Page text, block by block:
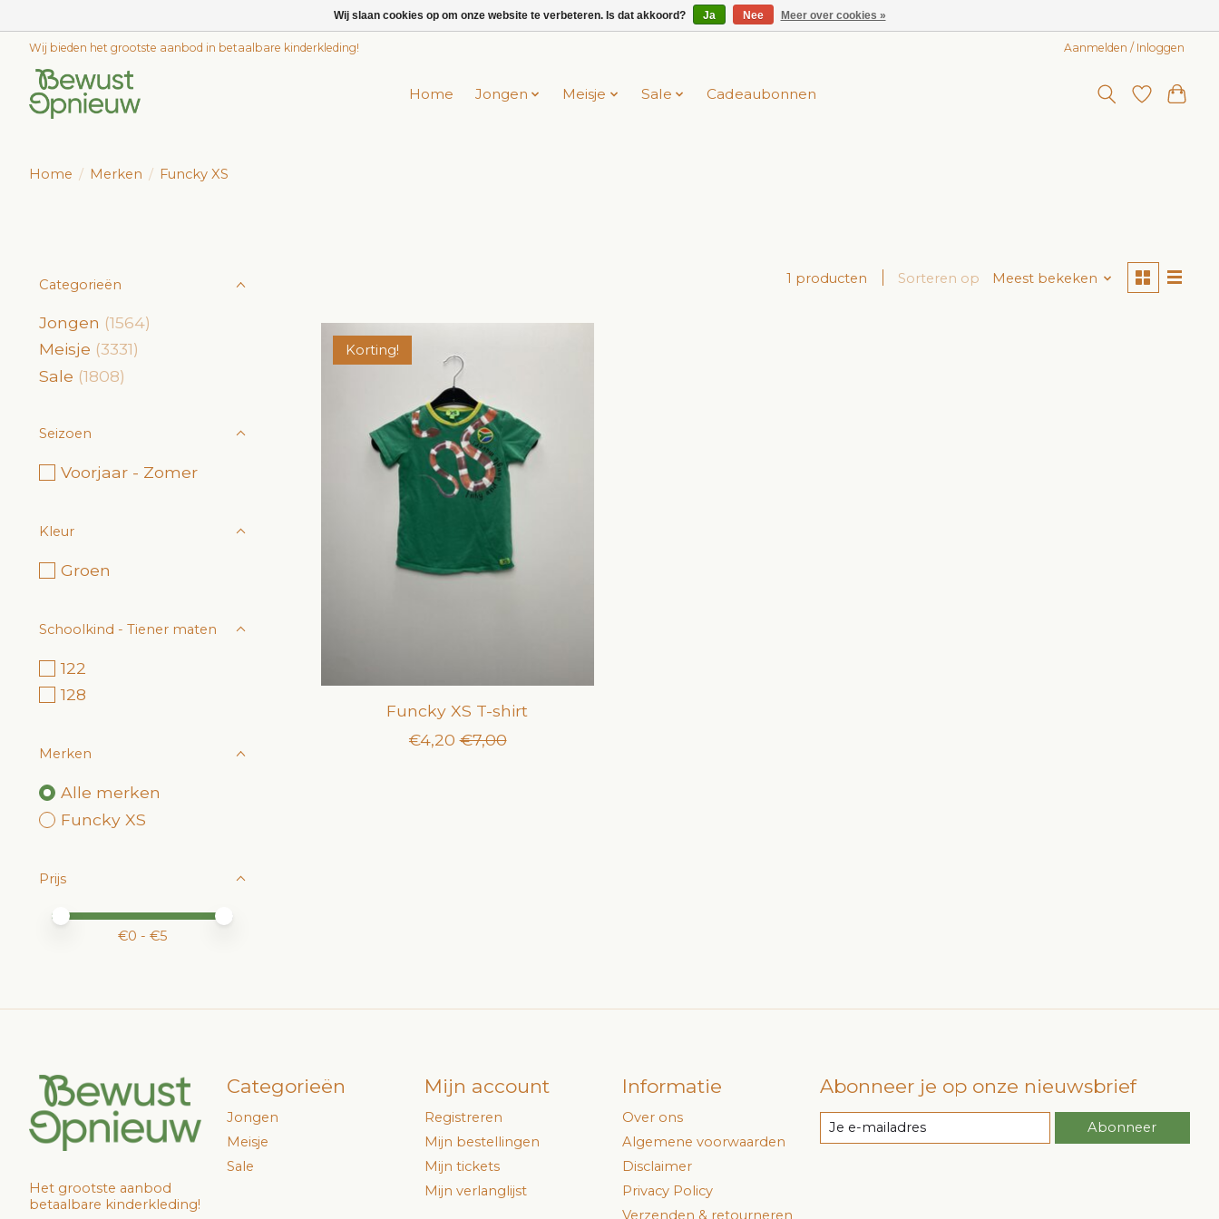
Wij bieden het grootste aanbod in betaalbare kinderkleding! Aanmelden / Inloggen
Home Jongen Meisje Sale Cadeaubonnen
Home / Merken / Funcky XS
Categorieën
Jongen (1564)
Meisje (3331)
Sale (1808)
Seizoen
Voorjaar - Zomer
Kleur
Groen
Schoolkind - Tiener maten
122
128
Merken
Alle merken
Funcky XS
Prijs
Minimale prijswaarde
Price maximum value
€0 - €5
1 producten Sorteren op Meest bekeken
Korting!
Funcky XS T-shirt
€4,20 €7,00
Het grootste aanbod
betaalbare kinderkleding!
Categorieën
Jongen
Meisje
Sale
Mijn account
Registreren
Mijn bestellingen
Mijn tickets
Mijn verlanglijst
Informatie
Over ons
Algemene voorwaarden
Disclaimer
Privacy Policy
Abonneer je op onze nieuwsbrief
Abonneer
Wij slaan cookies op om onze website te verbeteren. Is dat akkoord? Ja Nee Meer over cookies »